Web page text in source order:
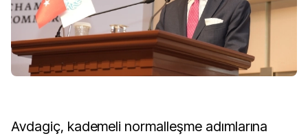
Avdagiç, kademeli normalleşme adımlarına